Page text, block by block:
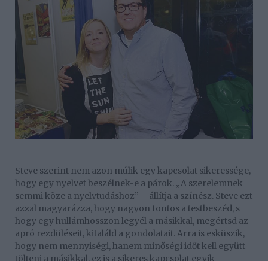
Steve szerint nem azon múlik egy kapcsolat sikeressége,
hogy egy nyelvet beszélnek-e a párok. „A szerelemnek
semmi köze a nyelvtudáshoz” – állítja a színész. Steve ezt
azzal magyarázza, hogy nagyon fontos a testbeszéd, s
hogy egy hullámhosszon legyél a másikkal, megértsd az
apró rezdüléseit, kitaláld a gondolatait. Arra is esküszik,
hogy nem mennyiségi, hanem minőségi időt kell együtt
tölteni a másikkal, ez is a sikeres kapcsolat egyik